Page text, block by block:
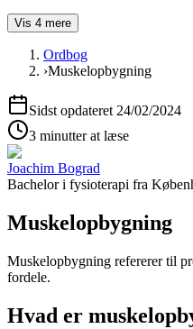
Vis 4 mere
Ordbog
›Muskelopbygning
Sidst opdateret24/02/2024
3 minutter at læse
Joachim Bograd
Bachelor i fysioterapi fra
Muskelopbygning
Muskelopbygning refererer til
fordele.
Hvad er